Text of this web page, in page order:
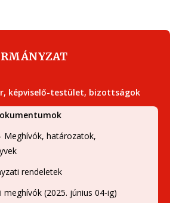
képviselő-testület, bizottságok
Meghívók, határozatok,
rendeletek
meghívók (2025. június 04-ig)